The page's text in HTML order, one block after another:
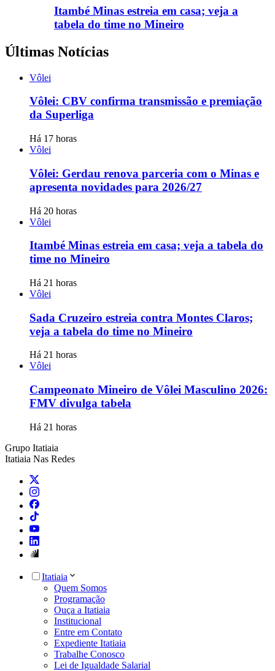
Itambé Minas estreia em casa; veja a
tabela do time no Mineiro
Últimas Notícias
Vôlei
Vôlei: CBV confirma transmissão e premiação
da Superliga
Há 17 horas
Vôlei
Vôlei: Gerdau renova parceria com o Minas e
apresenta novidades para 2026/27
Há 20 horas
Vôlei
Itambé Minas estreia em casa; veja a tabela do
time no Mineiro
Há 21 horas
Vôlei
Sada Cruzeiro estreia contra Montes Claros;
veja a tabela do time no Mineiro
Há 21 horas
Vôlei
Campeonato Mineiro de Vôlei Masculino 2026:
FMV divulga tabela
Há 21 horas
Grupo Itatiaia
Itatiaia Nas Redes
Itatiaia
Quem Somos
Programação
Ouça a Itatiaia
Institucional
Entre em Contato
Expediente Itatiaia
Trabalhe Conosco
Lei de Igualdade Salarial